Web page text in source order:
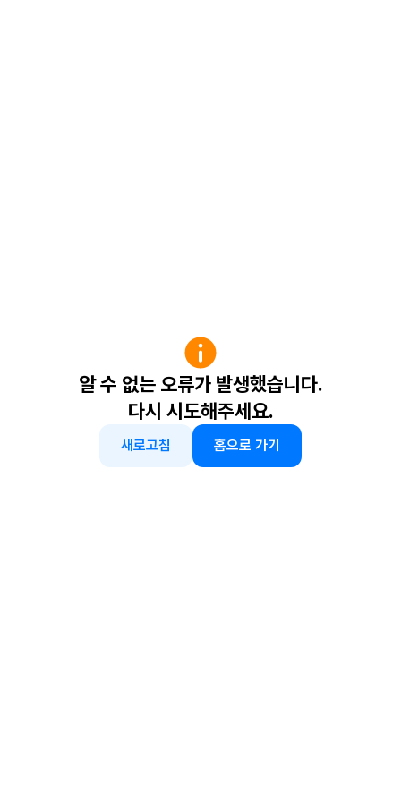
알 수 없는 오류가 발생했습니다.
다시 시도해주세요.
새로고침 홈으로 가기